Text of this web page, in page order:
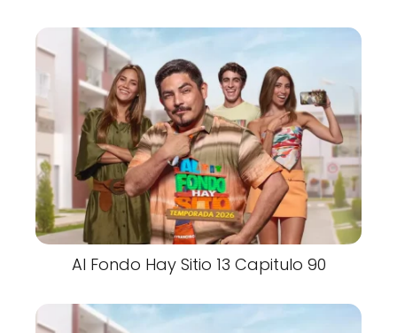
Al Fondo Hay Sitio 13 Capitulo 90